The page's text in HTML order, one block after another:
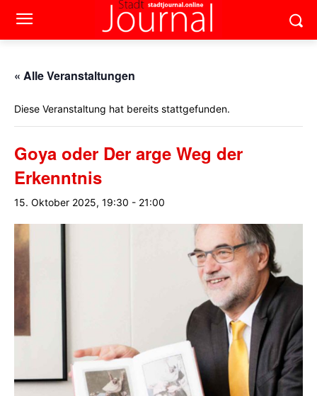
« Alle Veranstaltungen
Diese Veranstaltung hat bereits stattgefunden.
Goya oder Der arge Weg der
Erkenntnis
15. Oktober 2025, 19:30 - 21:00